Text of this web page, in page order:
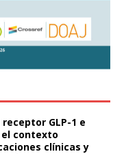
GLP-1 e
el contexto
clínicas y